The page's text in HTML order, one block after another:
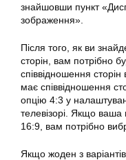
знайшовши пункт
зображення».
Після того, як ви
сторін, вам потрібно
співвідношення
має співвідношення
опцію 4:3 у
телевізорі. Якщо ваша
16:9, вам потрібно
Якщо жоден з